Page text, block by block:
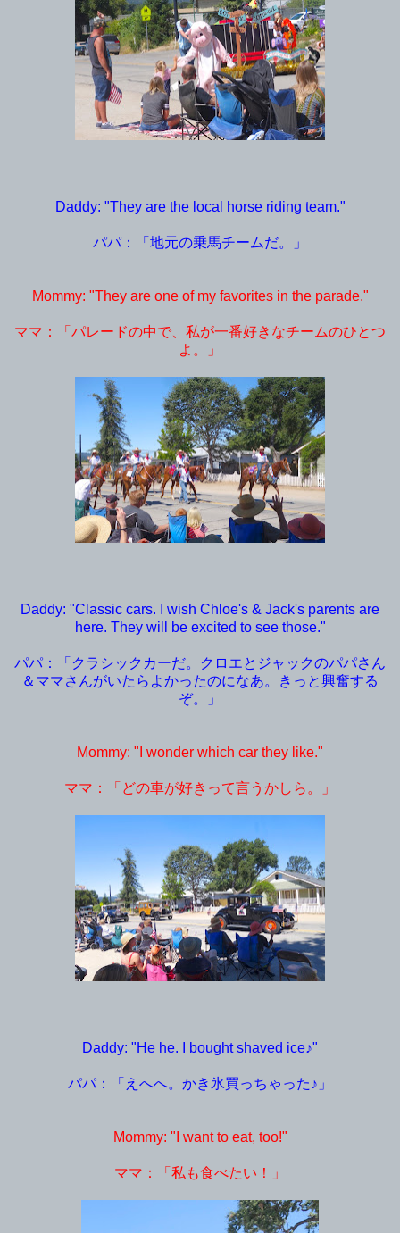
Daddy: "They are the local horse riding team."
パパ：「地元の乗馬チームだ。」
Mommy: "They are one of my favorites in the parade."
ママ：「パレードの中で、私が一番好きなチームのひとつ
よ。」
Daddy: "Classic cars. I wish Chloe's & Jack's parents are
here. They will be excited to see those."
パパ：「クラシックカーだ。クロエとジャックのパパさん
＆ママさんがいたらよかったのになあ。きっと興奮する
ぞ。」
Mommy: "I wonder which car they like."
ママ：「どの車が好きって言うかしら。」
Daddy: "He he. I bought shaved ice♪"
パパ：「えへへ。かき氷買っちゃった♪」
Mommy: "I want to eat, too!"
ママ：「私も食べたい！」